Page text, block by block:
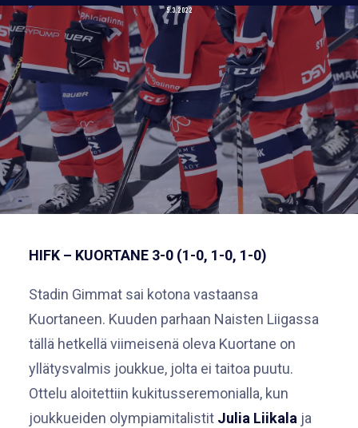
5.3.2022
HIFK – KUORTANE 3-0 (1-0, 1-0, 1-0)
Stadin Gimmat sai kotona vastaansa
Kuortaneen. Kuuden parhaan Naisten Liigassa
tällä hetkellä viimeisenä oleva Kuortane on
yllätysvalmis joukkue, jolta ei taitoa puutu.
Ottelu aloitettiin kukitusseremonialla, kun
joukkueiden olympiamitalistit Julia Liikala ja